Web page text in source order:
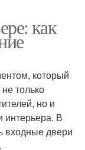
как
который
только
но и
В
входные двери